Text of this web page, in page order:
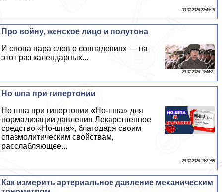
30 07 2026 22:49:15
Про войну, женское лицо и полутона
И снова пара слов о совпадениях — на
этот раз календарных...
29 07 2026 10:44:21
Но шпа при гипертонии
Но шпа при гипертонии «Но-шпа» для
нормализации давления Лекарственное
средство «Но-шпа», благодаря своим
спазмолитическим свойствам,
расслабляющее...
28 07 2026 19:21:55
Как измерить артериальное давление механическим